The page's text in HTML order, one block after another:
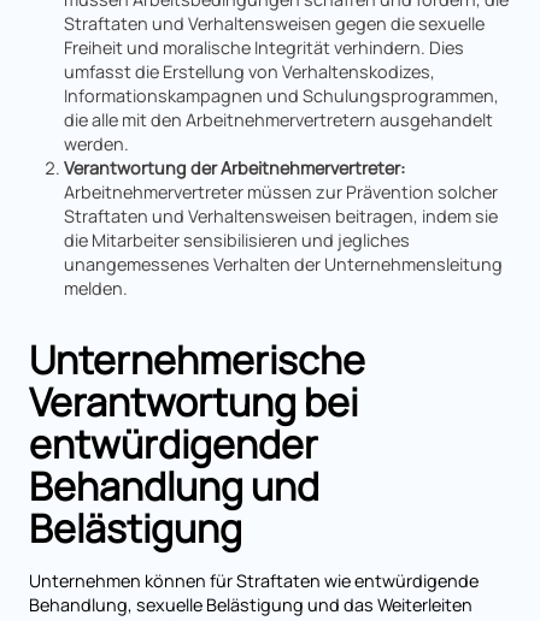
Straftaten und Verhaltensweisen gegen die sexuelle
Freiheit und moralische Integrität verhindern. Dies
umfasst die Erstellung von Verhaltenskodizes,
Informationskampagnen und Schulungsprogrammen,
die alle mit den Arbeitnehmervertretern ausgehandelt
werden.
Verantwortung der Arbeitnehmervertreter:
Arbeitnehmervertreter müssen zur Prävention solcher
Straftaten und Verhaltensweisen beitragen, indem sie
die Mitarbeiter sensibilisieren und jegliches
unangemessenes Verhalten der Unternehmensleitung
melden.
Unternehmerische
Verantwortung bei
entwürdigender
Behandlung und
Belästigung
Unternehmen können für Straftaten wie entwürdigende
Behandlung, sexuelle Belästigung und das Weiterleiten